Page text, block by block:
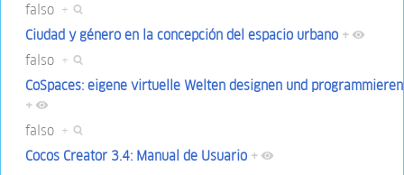
falso +
Ciudad y género en la concepción del espacio urbano +
falso +
CoSpaces: eigene virtuelle Welten designen und programmieren
+
falso +
Cocos Creator 3.4: Manual de Usuario +